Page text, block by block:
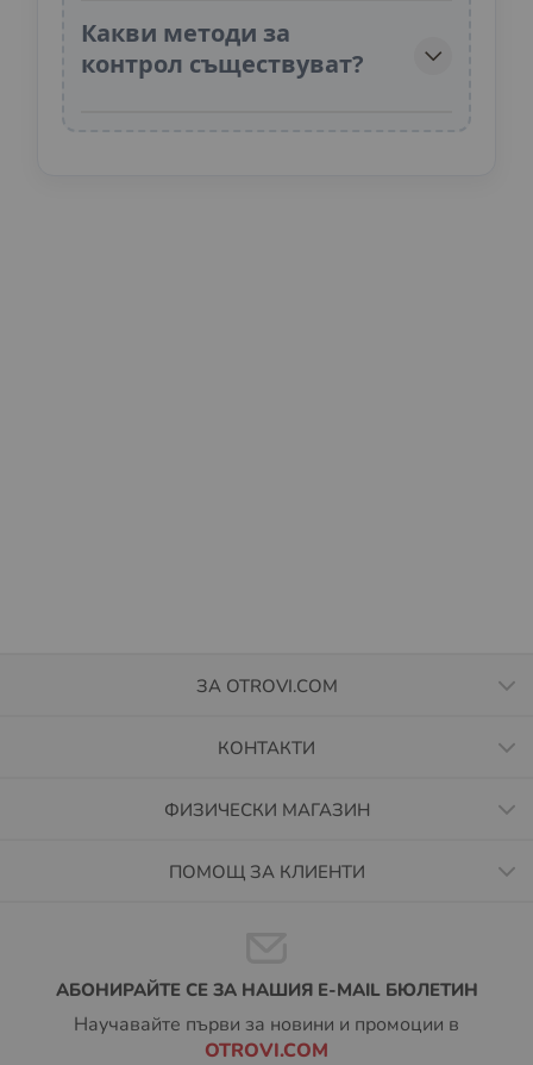
Какви методи за
контрол съществуват?
ЗА OTROVI.COM
КОНТАКТИ
ФИЗИЧЕСКИ МАГАЗИН
ПОМОЩ ЗА КЛИЕНТИ
АБОНИРАЙТЕ СЕ ЗА НАШИЯ E-MAIL БЮЛЕТИН
Научавайте първи за новини и промоции в
OTROVI.COM